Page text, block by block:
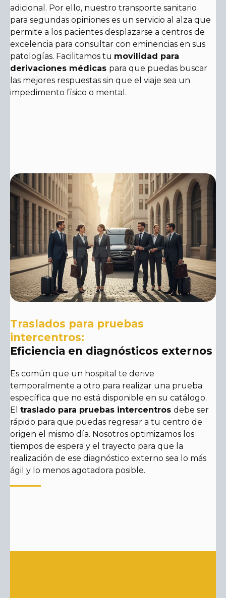
adicional. Por ello, nuestro transporte sanitario
para segundas opiniones es un servicio al alza que
permite a los pacientes desplazarse a centros de
excelencia para consultar con eminencias en sus
patologías. Facilitamos tu movilidad para
derivaciones médicas para que puedas buscar
las mejores respuestas sin que el viaje sea un
impedimento físico o mental.
Traslados para pruebas
intercentros:
Eficiencia en diagnósticos externos
Es común que un hospital te derive
temporalmente a otro para realizar una prueba
específica que no está disponible en su catálogo.
El traslado para pruebas intercentros debe ser
rápido para que puedas regresar a tu centro de
origen el mismo día. Nosotros optimizamos los
tiempos de espera y el trayecto para que la
realización de ese diagnóstico externo sea lo más
ágil y lo menos agotadora posible.